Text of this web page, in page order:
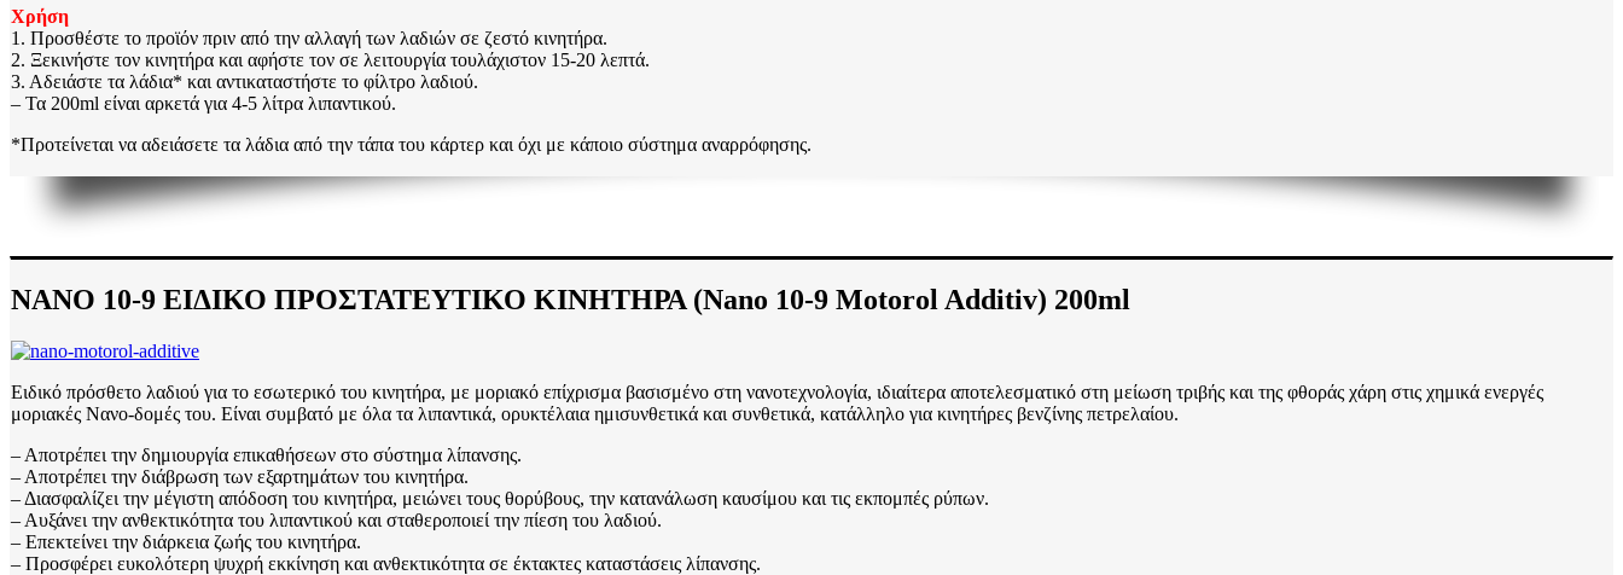
Χρήση
1. Προσθέστε το προϊόν πριν από την αλλαγή των λαδιών σε ζεστό κινητήρα.
2. Ξεκινήστε τον κινητήρα και αφήστε τον σε λειτουργία τουλάχιστον 15-20 λεπτά.
3. Αδειάστε τα λάδια* και αντικαταστήστε το φίλτρο λαδιού.
– Τα 200ml είναι αρκετά για 4-5 λίτρα λιπαντικού.
*Προτείνεται να αδειάσετε τα λάδια από την τάπα του κάρτερ και όχι με κάποιο σύστημα αναρρόφησης.
ΝΑΝΟ 10-9 ΕΙΔΙΚΟ ΠΡΟΣΤΑΤΕΥΤΙΚΟ ΚΙΝΗΤΗΡΑ (Nano 10-9 Motorol Additiv) 200ml
Ειδικό πρόσθετο λαδιού για το εσωτερικό του κινητήρα, με μοριακό επίχρισμα βασισμένο στη νανοτεχνολογία, ιδιαίτερα αποτελεσματικό στη μείωση τριβής και της φθοράς χάρη στις χημικά ενεργές
μοριακές Νανο-δομές του. Είναι συμβατό με όλα τα λιπαντικά, ορυκτέλαια ημισυνθετικά και συνθετικά, κατάλληλο για κινητήρες βενζίνης πετρελαίου.
– Αποτρέπει την δημιουργία επικαθήσεων στο σύστημα λίπανσης.
– Αποτρέπει την διάβρωση των εξαρτημάτων του κινητήρα.
– Διασφαλίζει την μέγιστη απόδοση του κινητήρα, μειώνει τους θορύβους, την κατανάλωση καυσίμου και τις εκπομπές ρύπων.
– Αυξάνει την ανθεκτικότητα του λιπαντικού και σταθεροποιεί την πίεση του λαδιού.
– Επεκτείνει την διάρκεια ζωής του κινητήρα.
– Προσφέρει ευκολότερη ψυχρή εκκίνηση και ανθεκτικότητα σε έκτακτες καταστάσεις λίπανσης.